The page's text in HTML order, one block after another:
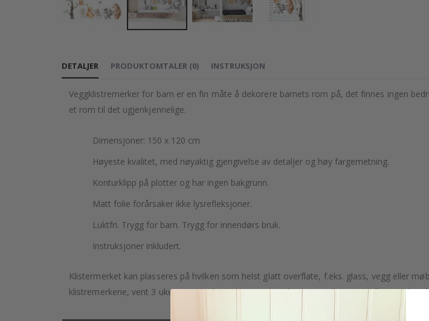
begynnelsen
bildegalleri
DETALJER
Veggklistremerker for barn er en fin måte å dekorere barnets rom på, det finnes ingen
et rom til det ugjenkjennelige.
Dimensjoner: 150 x 120 cm
Høyeste kvalitet, med nøyaktig gjengivelse av detaljer og høy fargemetning.
Konturklipp på plotter og har ingen bakgrunn.
Matt folie forårsaker ikke lysrefleksjoner.
Luktfri. Trygg for barn. Trygg for innendørs bruk.
Instruksjoner inkludert.
Klistermerket kan plasseres på hvilken som helst glatt overflate, f.eks. glass, vegg eller
klistremerkene, vent 3 uker etter maling av veggene. Avhengig av skjerminnstillingene kan
PRODUKTOMTALER (0) INSTRUKSJON